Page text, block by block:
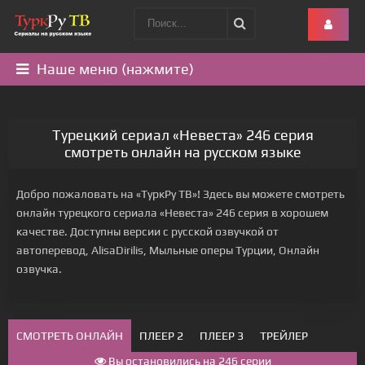
Наше меню (нажмите)
Турецкий сериал «Невеста» 246 серия
смотреть онлайн на русском языке
Добро пожаловать на «ТуркРу ТВ»! Здесь вы можете смотреть
онлайн турецкого сериала «Невеста» 246 серия в хорошем
качестве. Доступны версии с русской озвучкой от
автоперевод, AlisaDirilis, Мыльные оперы Турции, Онлайн
озвучка.
СМОТРЕТЬ ОНЛАЙН ПЛЕЕР 2 ПЛЕЕР 3
ТРЕЙЛЕР
Вы остановились на 246 серии